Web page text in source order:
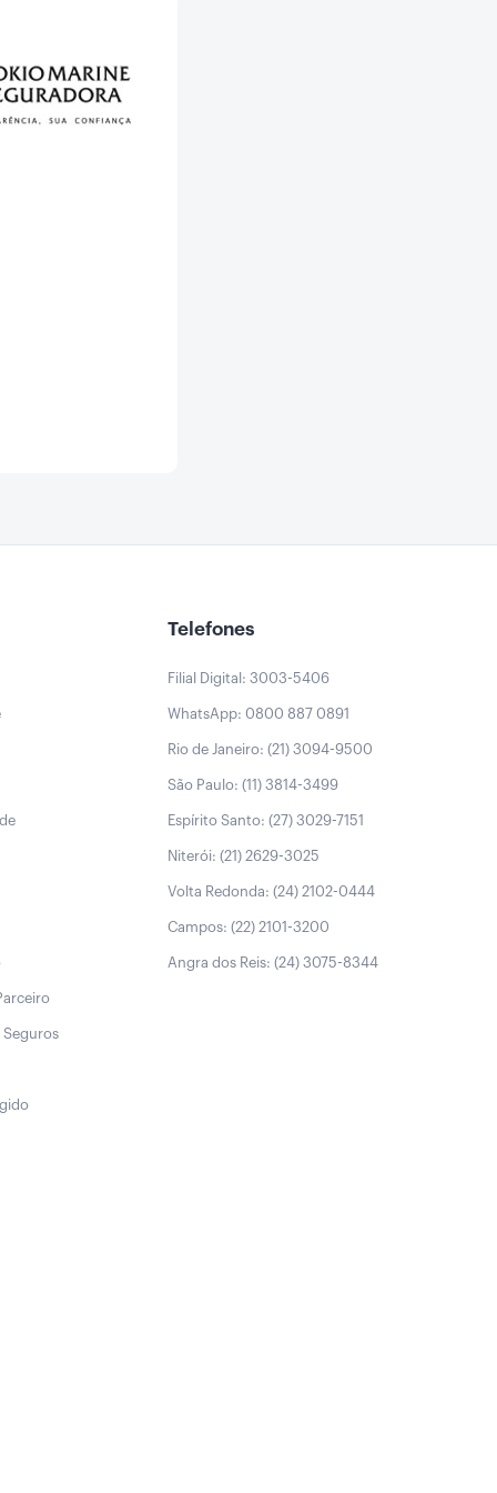
Seguros
Telefones
Filial Digital: 3003-5406
WhatsApp: 0800 887 0891
Rio de Janeiro: (21) 3094-9500
São Paulo: (11) 3814-3499
Espírito Santo: (27) 3029-7151
Niterói: (21) 2629-3025
Volta Redonda: (24) 2102-0444
Campos: (22) 2101-3200
Angra dos Reis: (24) 3075-8344